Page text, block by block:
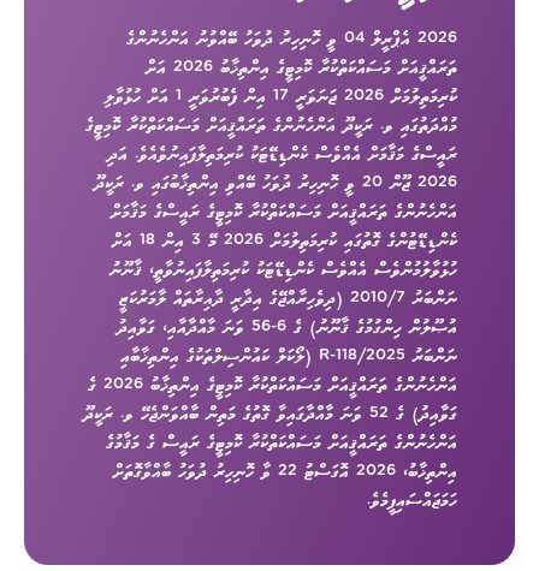
2026 އެޕްރީލް 04 ވީ ހޮނިހިރު ދުވަހު ބޭއްވުނު އަންހެނުންގެ
ތަރައްޤީއަށް މަސައްކަތްކުރާ ކޮމިޓީގެ އިންތިޚާބު 2026 އަށް
ކުރިމަތިލުމަށް 2026 ޖަނަވަރީ 17 އިން ފެބުރުވަރީ 1 އަށް ހުޅުވާލި
މުއްދަތުގައި ވ. ރަކީދޫ އަންހެނުންގެ ތަރައްޤީއަށް މަސައްކަތްކުރާ ކޮމިޓީގެ
ރައީސްގެ މަޤާމަށް އެއްވެސް ކެންޑިޑޭޓަކު ކުރިމަތިލާފައިނުވެއެވެ. އަދި
2026 ޖޫން 20 ވީ ހޮނިހިރު ދުވަހު ބޭއްވި އިންތިޚާބުގައި ވ. ރަކީދޫ
އަންހެނުންގެ ތަރައްޤީއަށް މަސައްކަތްކުރާ ކޮމިޓީގެ ރައީސްގެ މަޤާމަށް
ކެންޑިޑޭޓުންގެ ގޮތުގައި ކުރިމަތިލުމަށް 2026 މޭ 3 އިން 18 އަށް
ހުޅުވާލުމުންވެސް އެއްވެސް ކެންޑިޑޭޓަކު ކުރިމަތިލާފައިނުވާތީ، ޤާނޫނު
ނަންބަރު 2010/7 (ދިވެހިރާއްޖޭގެ އިދާރީ ދާއިރާތައް ލާމަރުކަޒީ
އުޞޫލުން ހިންގުމުގެ ޤާނޫނު) ގެ 6-56 ވަނަ މާއްދާއާއި، ގަވާއިދު
ނަންބަރު 2025/R-118 (ލޯކަލް ކައުންސިލްތަކުގެ އިންތިޚާބާއި
އަންހެނުންގެ ތަރައްޤީއަށް މަސައްކަތްކުރާ ކޮމިޓީގެ އިންތިޚާބު 2026 ގެ
ގަވާއިދު) ގެ 52 ވަނަ މާއްދާގައިވާ ގޮތުގެ މަތިން ބާއްވަންޖެހޭ ވ. ރަކީދޫ
އަންހެނުންގެ ތަރައްޤީއަށް މަސައްކަތްކުރާ ކޮމިޓީގެ ރައީސް ގެ މަޤާމުގެ
އިންތިޚާބު، 2026 އޮގަސްޓު 22 ވާ ހޮނިހިރު ދުވަހު ބާއްވާގޮތަށް
ހަމަޖައްސައިފީމެވެ.